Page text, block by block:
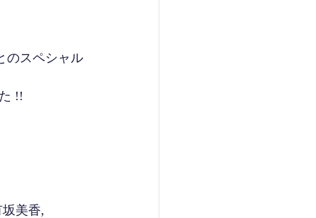
のスペシャル
!!
坂美香,